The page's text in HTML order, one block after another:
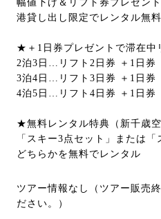
幅値下げ＆リフト券プレゼン
港貸し出し限定でレンタル無料
★＋1日券プレゼントで滞在中
2泊3日…リフト2日券 ＋1日券
3泊4日…リフト3日券 ＋1日券
4泊5日…リフト4日券 ＋1日券
★無料レンタル特典（新千歳空
「スキー3点セット」または
どちらかを無料でレンタル
ツアー情報なし（ツアー販売
ださい。）